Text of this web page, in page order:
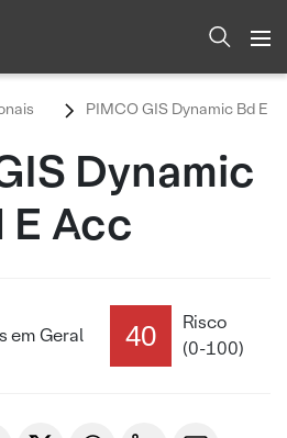
PIMCO GIS Dynamic Bd E
Dynamic
E Acc
em Geral 40
Risco
(0-100)